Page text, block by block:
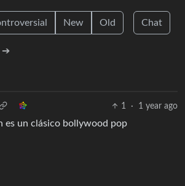
New Old Chat
➔
1 · 1 year ago
es un clásico bollywood pop